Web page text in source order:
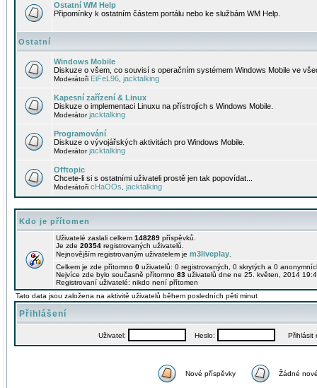
Ostatní WM Help
Připomínky k ostatním částem portálu nebo ke službám WM Help.
Ostatní
Windows Mobile
Diskuze o všem, co souvisí s operačním systémem Windows Mobile ve
Moderátoři EiFeL96 jacktalking
Kapesní zařízení & Linux
Diskuze o implementaci Linuxu na přístrojích s Windows Mobile.
Moderátorjacktalking
Programování
Diskuze o vývojářských aktivitách pro Windows Mobile.
Moderátorjacktalking
Offtopic
Chcete-li si s ostatními uživateli prostě jen tak popovídat...
Moderátoři cHaOOs jacktalking
Kdo je přítomen
Uživatelé zaslali celkem 148289 příspěvků.
Je zde 20354 registrovaných uživatelů.
Nejnovějším registrovaným uživatelem je m3liveplay
Celkem je zde přítomno 0 uživatelů: 0 registrovaných, 0 skrytých a 0
Nejvíce zde bylo současně přítomno 83 uživatelů dne ne 25. květen, 2014
Registrovaní uživatelé: nikdo není přítomen
Tato data jsou založena na aktivitě uživatelů během posledních pěti minut
Přihlášení
Uživatel: Heslo: Přihlásit
Nové příspěvky Žádné